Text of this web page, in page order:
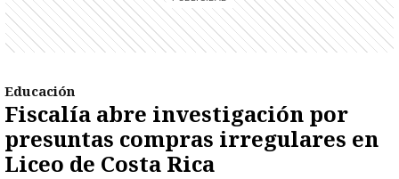
Educación
Fiscalía abre investigación por
presuntas compras irregulares en
Liceo de Costa Rica